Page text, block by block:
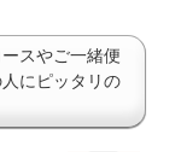
スやご一緒便
にピッタリの